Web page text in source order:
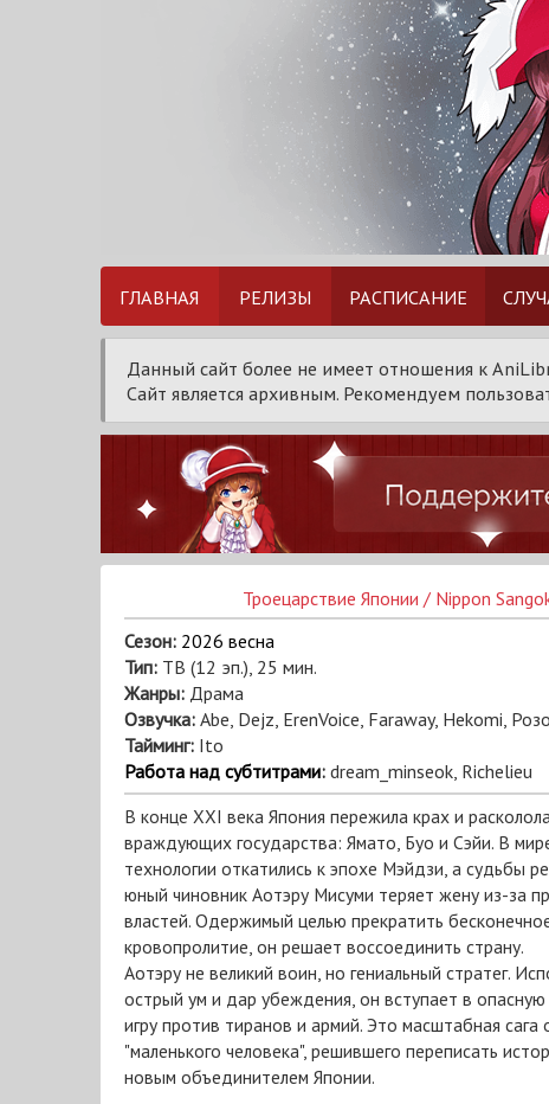
ГЛАВНАЯ РЕЛИЗЫ РАСПИСАНИЕ
Данный сайт более не имеет отношения к
Сайт является архивным. Рекомендуем
Троецарствие Японии / Nippon
Сезон: 2026 весна
Тип:ТВ (12 эп.), 25 мин.
Жанры:Драма
Озвучка:Abe, Dejz, ErenVoice, Faraway, Hekomi,
Тайминг:Ito
Работа над субтитрами:dream_minseok, Richelieu
В конце XXI века Япония пережила крах и
враждующих государства: Ямато, Буо и Сэйи. В
технологии откатились к эпохе Мэйдзи, а судьбы
юный чиновник Аотэру Мисуми теряет жену из-за
властей. Одержимый целью прекратить
кровопролитие, он решает воссоединить страну.
Аотэру не великий воин, но гениальный стратег.
острый ум и дар убеждения, он вступает в опасную
игру против тиранов и армий. Это масштабная
"маленького человека", решившего переписать
новым объединителем Японии.